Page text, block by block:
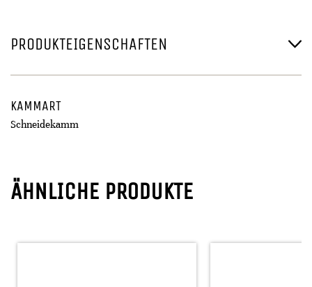
PRODUKTEIGENSCHAFTEN
KAMMART
Schneidekamm
ÄHNLICHE PRODUKTE